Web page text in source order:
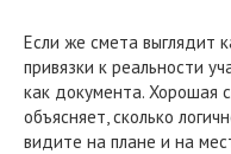
Если же смета выглядит
привязки к реальности
как документа. Хорошая
объясняет, сколько
видите на плане и на